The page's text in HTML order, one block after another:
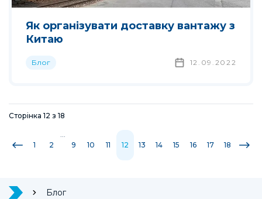
Як організувати доставку вантажу з
Китаю
Блог 12.09.2022
Сторінка 12 з 18
1 2
...
9
10 11 12 13 14 15 16 17 18
Блог